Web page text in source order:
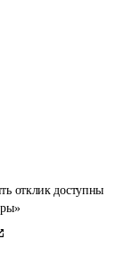
отклик доступны